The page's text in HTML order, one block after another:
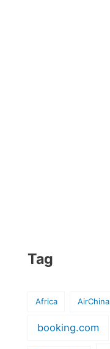
Tag
Africa AirChina
booking.com